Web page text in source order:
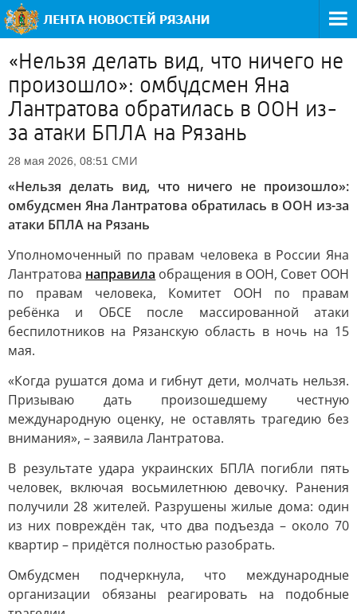
«Нельзя делать вид, что ничего не
произошло»: омбудсмен Яна
Лантратова обратилась в ООН из-
за атаки БПЛА на Рязань
28 мая 2026, 08:51 СМИ
«Нельзя делать вид, что ничего не произошло»:
омбудсмен Яна Лантратова обратилась в ООН из-за
атаки БПЛА на Рязань
Уполномоченный по правам человека в России Яна
Лантратова направила обращения в ООН, Совет ООН
по правам человека, Комитет ООН по правам
ребёнка и ОБСЕ после массированной атаки
беспилотников на Рязанскую область в ночь на 15
мая.
«Когда рушатся дома и гибнут дети, молчать нельзя.
Призываю дать произошедшему честную
международную оценку, не оставлять трагедию без
внимания», – заявила Лантратова.
В результате удара украинских БПЛА погибли пять
человек, включая восьмилетнюю девочку. Ранения
получили 28 жителей. Разрушены жилые дома: один
из них повреждён так, что два подъезда – около 70
квартир – придётся полностью разобрать.
Омбудсмен подчеркнула, что международные
организации обязаны реагировать на подобные